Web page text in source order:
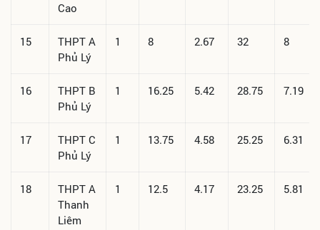
Cao
15
THPT A
Phủ Lý
1 8 2.67 32 8
16
THPT B
Phủ Lý
1 16.25 5.42 28.75 7.19
17
THPT C
Phủ Lý
1 13.75 4.58 25.25 6.31
18
THPT A
Thanh
Liêm
1 12.5 4.17 23.25 5.81